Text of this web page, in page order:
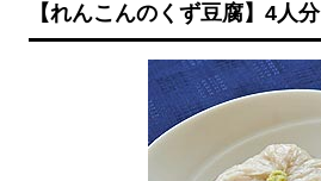
【れんこんのくず豆腐】4人分